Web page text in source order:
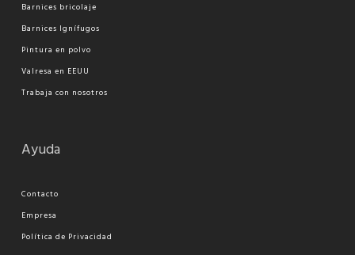
Barnices bricolaje
Barnices Ignífugos
Pintura en polvo
Valresa en EEUU
Trabaja con nosotros
Ayuda
Contacto
Empresa
Política de Privacidad